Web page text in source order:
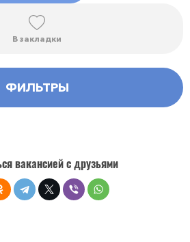
В закладки
ФИЛЬТРЫ
вакансией с друзьями